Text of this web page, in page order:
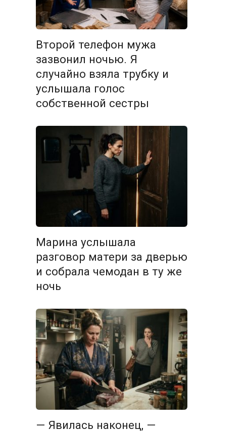
Второй телефон мужа
зазвонил ночью. Я
случайно взяла трубку и
услышала голос
собственной сестры
Марина услышала
разговор матери за дверью
и собрала чемодан в ту же
ночь
— Явилась наконец, —